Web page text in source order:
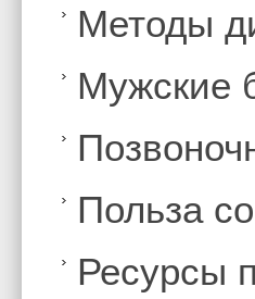
Методы
Мужские
Польза
Ресурсы